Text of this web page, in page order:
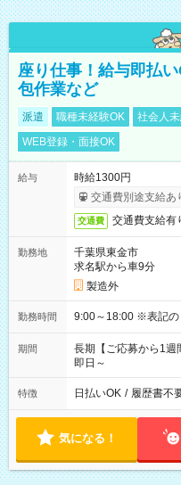
座り仕事！給与即払
包作業など
派遣 職種未経験OK 社会人
WEB登録・面接OK
給与
時給1300円
交通費別途支給あ
交通費 交通費支給有
勤務地
千葉県東金市
求名駅から車9分
製造外
勤務時間 9:00～18:00
期間
長期【ご応募から1週
即日～
特徴 日払いOK / 履歴書不
気になる！